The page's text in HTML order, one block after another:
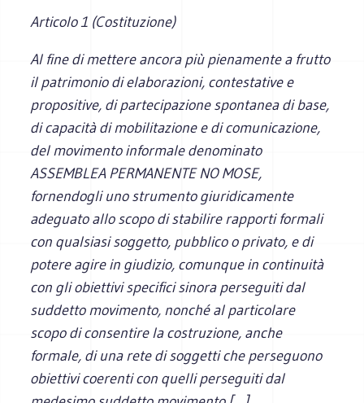
Articolo 1 (Costituzione)
Al fine di mettere ancora più pienamente a frutto
il patrimonio di elaborazioni, contestative e
propositive, di partecipazione spontanea di base,
di capacità di mobilitazione e di comunicazione,
del movimento informale denominato
ASSEMBLEA PERMANENTE NO MOSE,
fornendogli uno strumento giuridicamente
adeguato allo scopo di stabilire rapporti formali
con qualsiasi soggetto, pubblico o privato, e di
potere agire in giudizio, comunque in continuità
con gli obiettivi specifici sinora perseguiti dal
suddetto movimento, nonché al particolare
scopo di consentire la costruzione, anche
formale, di una rete di soggetti che perseguono
obiettivi coerenti con quelli perseguiti dal